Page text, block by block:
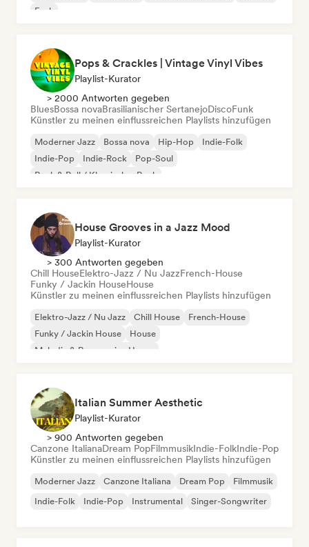
Funk
Pops & Crackles | Vintage Vinyl Vibes
Playlist-Kurator
> 2000 Antworten gegeben
BluesBossa novaBrasilianischer SertanejoDiscoFunk
Künstler zu meinen einflussreichen Playlists hinzufügen
Moderner Jazz Bossa nova Hip-Hop
Indie-Folk
Indie-Pop
Indie-Rock
Pop-Soul
Rock & Roll / Klassischer Rock
House Grooves in a Jazz Mood
Playlist-Kurator
> 300 Antworten gegeben
Chill HouseElektro-Jazz / Nu JazzFrench-House
Funky / Jackin HouseHouse
Künstler zu meinen einflussreichen Playlists hinzufügen
Elektro-Jazz / Nu Jazz Chill House
French-House
Funky / Jackin House
House
Melodic & Progressive House
Italian Summer Aesthetic
Playlist-Kurator
> 900 Antworten gegeben
Canzone ItalianaDream PopFilmmusikIndie-FolkIndie-Pop
Künstler zu meinen einflussreichen Playlists hinzufügen
Moderner Jazz Canzone Italiana Dream Pop
Filmmusik
Indie-Folk
Indie-Pop Instrumental Singer-Songwriter